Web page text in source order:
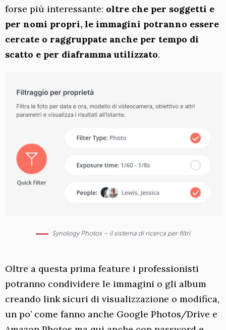
forse più interessante: oltre che per soggetti e
per nomi propri, le immagini potranno essere
cercate o raggruppate anche per tempo di
scatto e per diaframma utilizzato.
Synology Photos – il sistema di ricerca per filtri
Oltre a questa prima feature i professionisti
potranno condividere le immagini o gli album
creando link sicuri di visualizzazione o modifica,
un po’ come fanno anche Google Photos/Drive e